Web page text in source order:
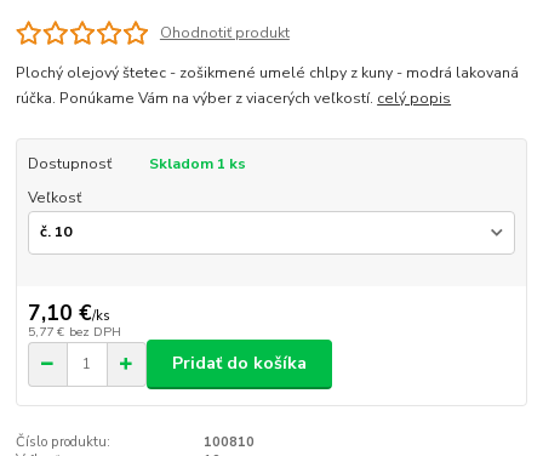
Ohodnotiť produkt
Plochý olejový štetec - zošikmené umelé chlpy z kuny - modrá lakovaná
rúčka. Ponúkame Vám na výber z viacerých veľkostí. celý popis
Dostupnosť
Skladom 1 ks
Veľkosť
7,10 €/ks
5,77 € bez DPH
Pridať do košíka
Číslo produktu:
100810